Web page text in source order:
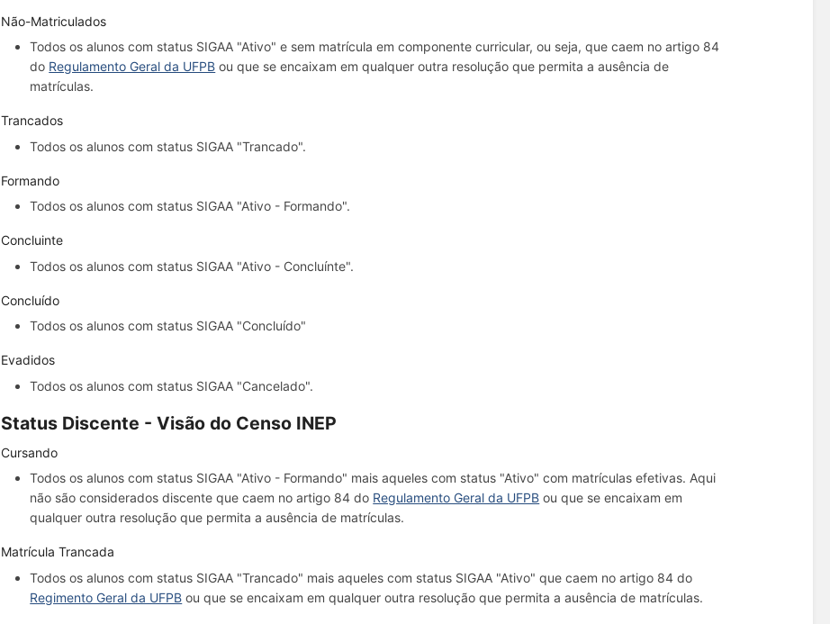
Não-Matriculados
Todos os alunos com status SIGAA "Ativo" e sem matrícula em componente curricular, ou seja, que caem no artigo 84
do Regulamento Geral da UFPB ou que se encaixam em qualquer outra resolução que permita a ausência de
matrículas.
Trancados
Todos os alunos com status SIGAA "Trancado".
Formando
Todos os alunos com status SIGAA "Ativo - Formando".
Concluinte
Todos os alunos com status SIGAA "Ativo - Concluínte".
Concluído
Todos os alunos com status SIGAA "Concluído"
Evadidos
Todos os alunos com status SIGAA "Cancelado".
Status Discente - Visão do Censo INEP
Cursando
Todos os alunos com status SIGAA "Ativo - Formando" mais aqueles com status "Ativo" com matrículas efetivas. Aqui
não são considerados discente que caem no artigo 84 do Regulamento Geral da UFPB ou que se encaixam em
qualquer outra resolução que permita a ausência de matrículas.
Matrícula Trancada
Todos os alunos com status SIGAA "Trancado" mais aqueles com status SIGAA "Ativo" que caem no artigo 84 do
Regimento Geral da UFPB ou que se encaixam em qualquer outra resolução que permita a ausência de matrículas.